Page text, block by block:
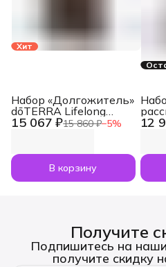
Хит
15 067 ₽15 860 ₽−5%
Набор «Долгожитель»
dōTERRA Lifelong
Vitality Pack, 3x120
В корзину
12
по
Получите
Подпишитесь на
получите скидку